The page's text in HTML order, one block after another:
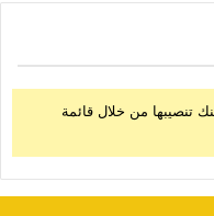
تنصيبها من خلال قائمة